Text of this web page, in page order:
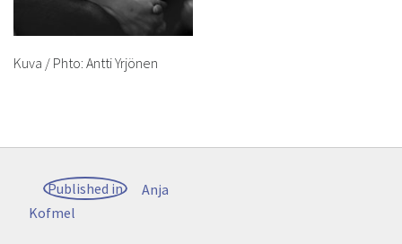
Kuva / Phto: Antti Yrjönen
Post
navigation
Published in
Anja
Kofmel